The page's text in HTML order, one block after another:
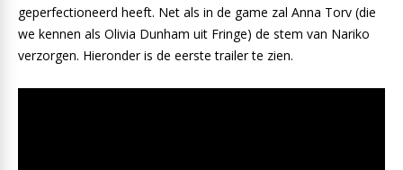
geperfectioneerd heeft. Net als in de game zal Anna Torv (die
we kennen als Olivia Dunham uit Fringe) de stem van Nariko
verzorgen. Hieronder is de eerste trailer te zien.